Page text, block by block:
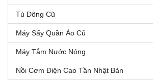
Tủ Đông Cũ
Máy Sấy Quần Áo Cũ
Máy Tắm Nước Nóng
Nồi Cơm Điện Cao Tần Nhật Bản